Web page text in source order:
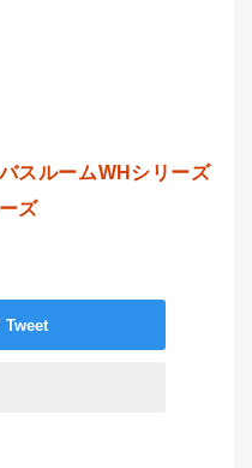
スルームWHシリーズ
ズ
Tweet